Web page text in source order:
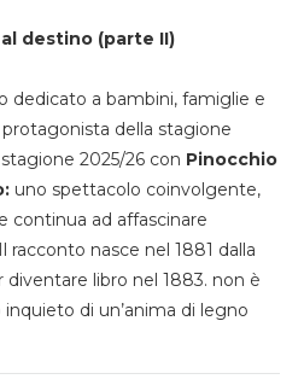
destino (parte II)
dedicato a bambini, famiglie e
della stagione
2025/26 con Pinocchio
uno spettacolo coinvolgente,
continua ad affascinare
nasce nel 1881 dalla
diventare libro nel 1883. non è
di un’anima di legno